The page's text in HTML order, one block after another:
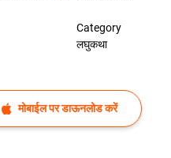
Category
लघुकथा
मोबाईल पर डाऊनलोड करें